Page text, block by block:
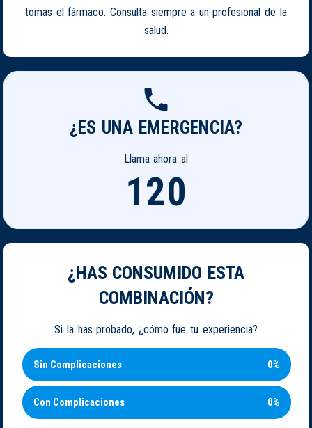
tomas el fármaco. Consulta siempre a un profesional de la
salud.
¿ES UNA EMERGENCIA?
Llama ahora al
120
¿HAS CONSUMIDO ESTA
COMBINACIÓN?
Si la has probado, ¿cómo fue tu experiencia?
Sin Complicaciones 0%
Con Complicaciones 0%